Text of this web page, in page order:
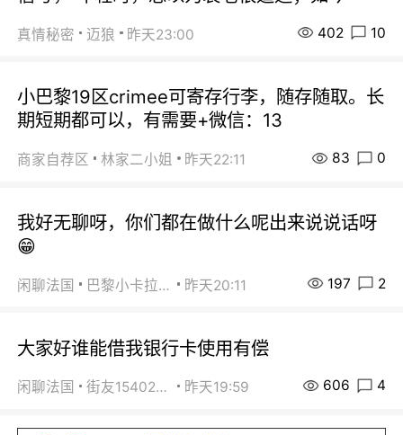
真情秘密 迈狼 昨天23:00 402 10
小巴黎19区crimee可寄存行李，随存随取。长
期短期都可以，有需要+微信：13
商家自荐区 林家二小姐 昨天22:11 83 0
我好无聊呀，你们都在做什么呢出来说说话呀
😁
闲聊法国 巴黎小卡拉咪 昨天20:11 197 2
大家好谁能借我银行卡使用有偿
闲聊法国 街友15402223 昨天19:59 606 4